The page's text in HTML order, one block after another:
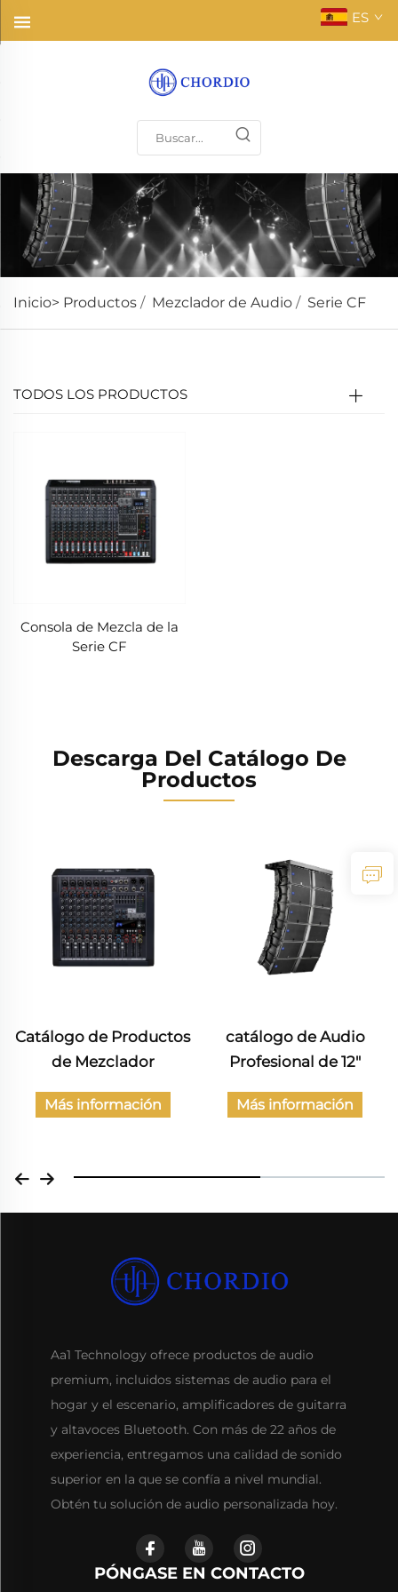
ES
Inicio> Productos / Mezclador de Audio / Serie CF
TODOS LOS PRODUCTOS
Consola de Mezcla de la
Serie CF
Descarga Del Catálogo De
Productos
Catálogo de Productos
de Mezclador
Más información
catálogo de Audio
Profesional de 12"
Más información
Aa1 Technology ofrece productos de audio
premium, incluidos sistemas de audio para el
hogar y el escenario, amplificadores de guitarra
y altavoces Bluetooth. Con más de 22 años de
experiencia, entregamos una calidad de sonido
superior en la que se confía a nivel mundial.
Obtén tu solución de audio personalizada hoy.
PÓNGASE EN CONTACTO